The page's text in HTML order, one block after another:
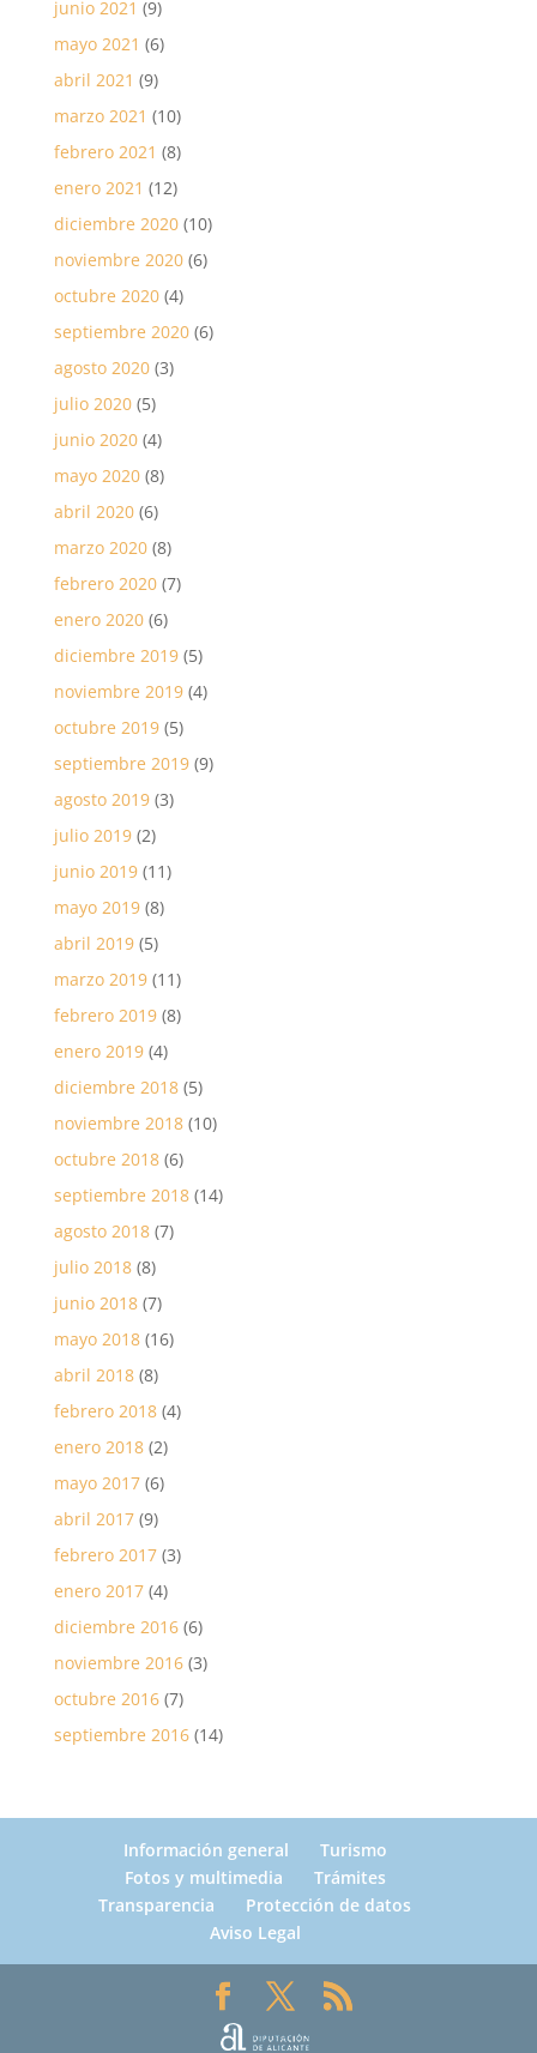
junio 2021 (9)
mayo 2021 (6)
abril 2021 (9)
marzo 2021 (10)
febrero 2021 (8)
enero 2021 (12)
diciembre 2020(10)
noviembre 2020(6)
octubre 2020(4)
septiembre 2020(6)
agosto 2020(3)
julio 2020(5)
junio 2020(4)
mayo 2020(8)
abril 2020(6)
marzo 2020(8)
febrero 2020(7)
enero 2020(6)
diciembre 2019(5)
noviembre 2019(4)
octubre 2019(5)
septiembre 2019(9)
agosto 2019(3)
julio 2019(2)
junio 2019(11)
mayo 2019(8)
abril 2019(5)
marzo 2019(11)
febrero 2019(8)
enero 2019(4)
diciembre 2018(5)
noviembre 2018(10)
octubre 2018(6)
septiembre 2018(14)
agosto 2018(7)
julio 2018(8)
junio 2018(7)
mayo 2018(16)
abril 2018(8)
febrero 2018(4)
enero 2018(2)
mayo 2017(6)
abril 2017(9)
febrero 2017(3)
enero 2017(4)
diciembre 2016(6)
noviembre 2016(3)
octubre 2016(7)
septiembre 2016(14)
Información general
Turismo
Fotos y multimedia
Trámites
Transparencia
Protección de datos
Aviso Legal